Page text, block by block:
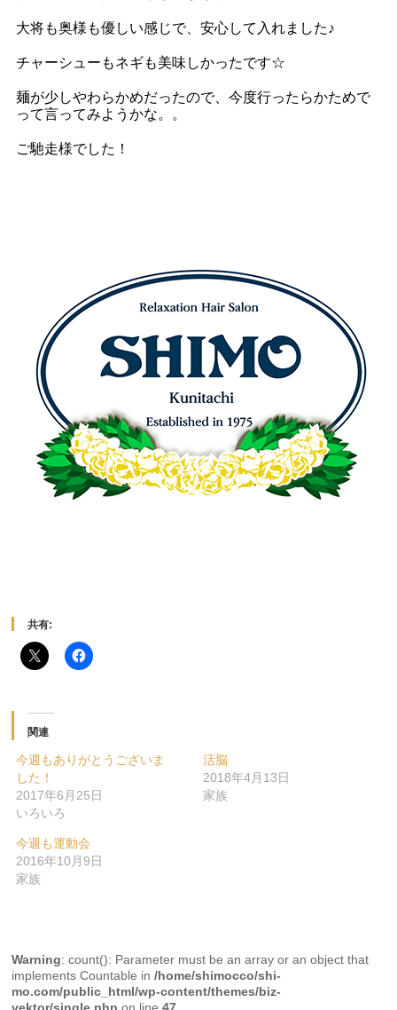
大将も奥様も優しい感じで、安心して入れました♪
チャーシューもネギも美味しかったです☆
麺が少しやわらかめだったので、今度行ったらかためで
って言ってみようかな。。
ご馳走様でした！
共有:
関連
今週もありがとうございま
した！
2017年6月25日
いろいろ
活脳
2018年4月13日
家族
今週も運動会
2016年10月9日
家族
Warning: count(): Parameter must be an array or an object that
implements Countable in/home/shimocco/shi-
mo.com/public_html/wp-content/themes/biz-
vektor/single.php on line47